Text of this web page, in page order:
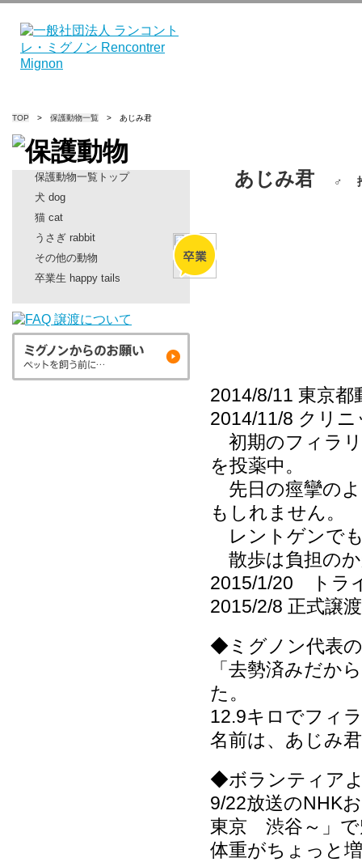
TOP > 保護動物一覧 > あじみ君
保護動物一覧トップ
犬 dog
猫 cat
うさぎ rabbit
その他の動物
卒業生 happy tails
あじみ君 ♂
2014/8/11 東京
2014/11/8 クリ
初期のフィラ
を投薬中。
先日の痙攣の
もしれません。
レントゲンで
散歩は負担の
2015/1/20 トラ
2015/2/8 正式譲渡
◆ミグノン代表
「去勢済みだか
た。
12.9キロでフィ
名前は、あじみ
◆ボランティア
9/22放送のNHK
東京 渋谷～」で
体重がちょっと